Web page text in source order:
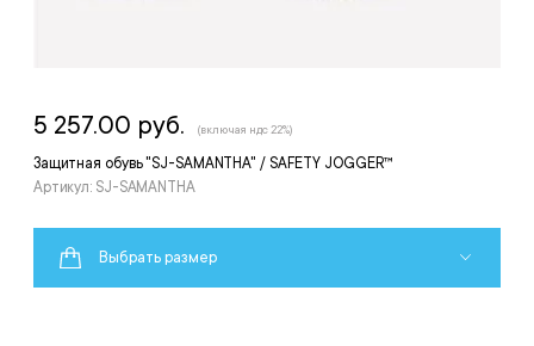
Защитная обувь "SJ-SAMANTHA" / SAFETY JOGGER™
Артикул: SJ-SAMANTHA
5 257.00 руб. (включая ндс 22%)
Выбрать размер